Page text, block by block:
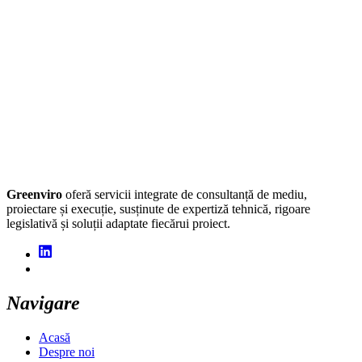
Greenviro oferă servicii integrate de consultanță de mediu,
proiectare și execuție, susținute de expertiză tehnică, rigoare
legislativă și soluții adaptate fiecărui proiect.
Navigare
Acasă
Despre noi